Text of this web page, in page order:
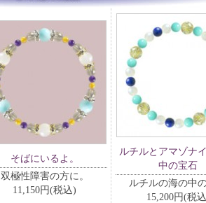
そばにいるよ。
双極性障害の方に。
11,150円(税込)
ルチルとアマゾナ
中の宝石
ルチルの海の中
15,200円(税